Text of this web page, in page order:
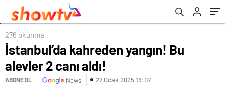
276 okunma
İstanbul’da kahreden yangın! Bu
alevler 2 canı aldı!
ABONE OL News 27 Ocak 2025 13:07